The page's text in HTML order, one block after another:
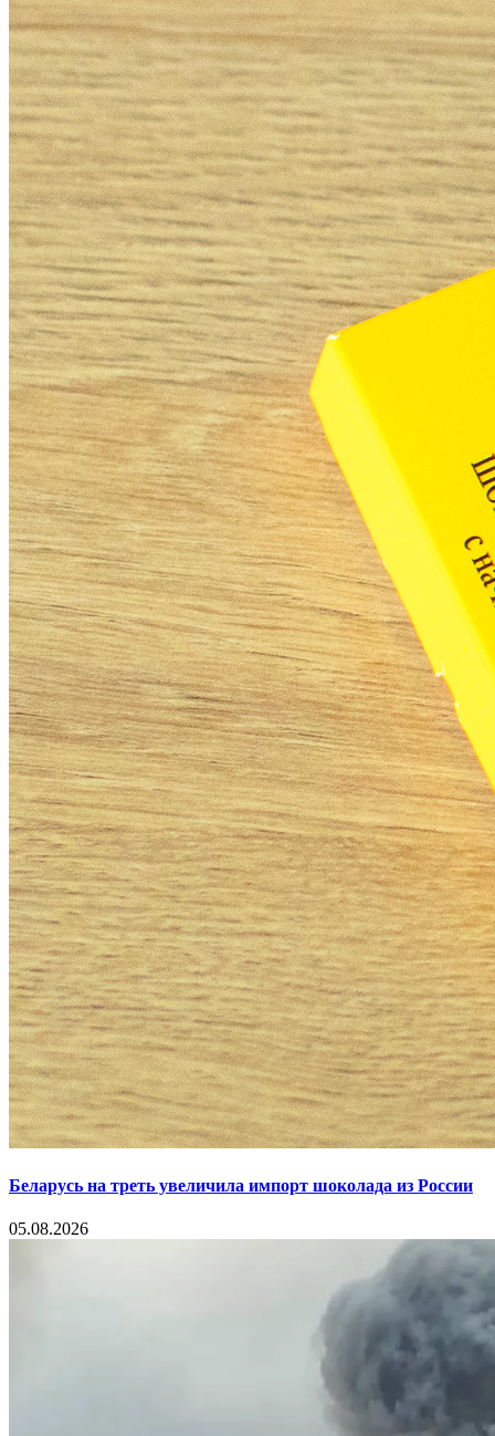
Беларусь на треть увеличила импорт шоколада из России
05.08.2026